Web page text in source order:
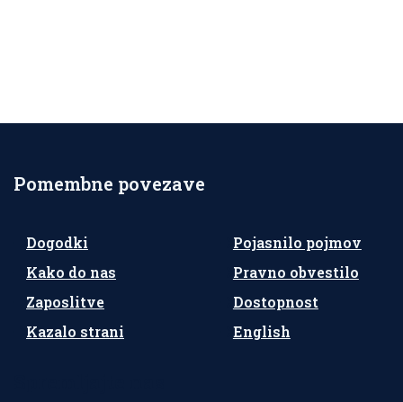
Pomembne povezave
Dogodki
Kako do nas
Zaposlitve
Kazalo strani
Pojasnilo pojmov
Pravno obvestilo
Dostopnost
English